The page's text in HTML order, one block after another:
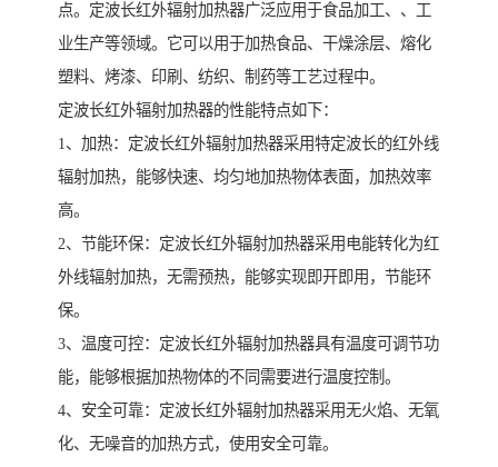
点。定波长红外辐射加热器广泛应用于食品加工、、工
业生产等领域。它可以用于加热食品、干燥涂层、熔化
塑料、烤漆、印刷、纺织、制药等工艺过程中。
定波长红外辐射加热器的性能特点如下：
1、加热：定波长红外辐射加热器采用特定波长的红外线
辐射加热，能够快速、均匀地加热物体表面，加热效率
高。
2、节能环保：定波长红外辐射加热器采用电能转化为红
外线辐射加热，无需预热，能够实现即开即用，节能环
保。
3、温度可控：定波长红外辐射加热器具有温度可调节功
能，能够根据加热物体的不同需要进行温度控制。
4、安全可靠：定波长红外辐射加热器采用无火焰、无氧
化、无噪音的加热方式，使用安全可靠。